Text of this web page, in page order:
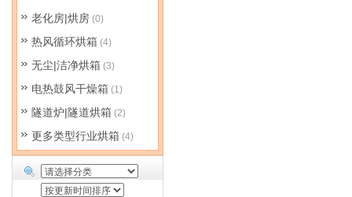
老化房|烘房 (0)
热风循环烘箱 (4)
无尘|洁净烘箱 (3)
电热鼓风干燥箱 (1)
隧道炉|隧道烘箱 (2)
更多类型行业烘箱 (4)